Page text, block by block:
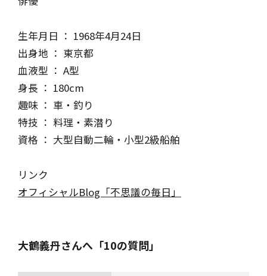
生年月日 ： 1968年4月24日
出身地 ： 東京都
血液型 ： A型
身長 ： 180cm
趣味 ： 車・釣り
特技 ： 料理・素潜り
資格 ： 大型自動二輪・小型2級船舶
リンク
オフィシャルBlog「不思議の毎日」
大鶴義丹さんへ「10の質問」